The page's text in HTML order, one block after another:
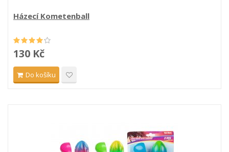
Házecí Kometenball
130 Kč
Do košíku